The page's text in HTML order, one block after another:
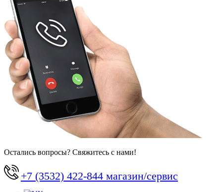
Остались вопросы? Свяжитесь с нами!
+7 (3532) 422-844 магазин/сервис